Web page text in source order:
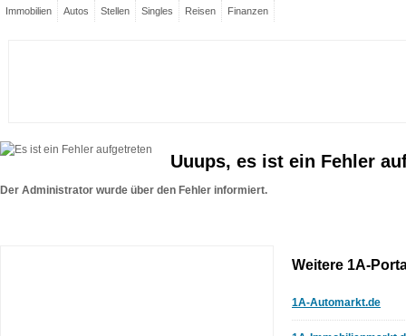
Immobilien Autos Stellen Singles Reisen Finanzen
Uuups, es ist ein Fehler
Der Administrator wurde über den Fehler informiert.
Weitere 1A-
1A-Automarkt.de